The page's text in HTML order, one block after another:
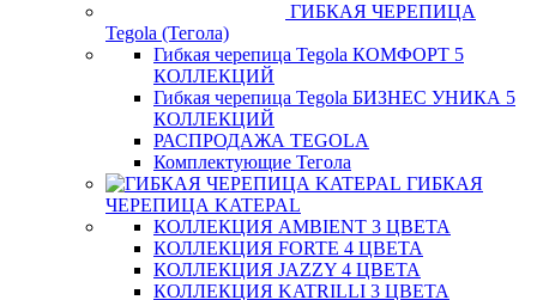
ГИБКАЯ ЧЕРЕПИЦА
Tegola (Тегола)
Гибкая черепица Tegola КОМФОРТ 5
КОЛЛЕКЦИЙ
Гибкая черепица Tegola БИЗНЕС УНИКА 5
КОЛЛЕКЦИЙ
РАСПРОДАЖА TEGOLA
Комплектующие Тегола
ГИБКАЯ
ЧЕРЕПИЦА KATEPAL
КОЛЛЕКЦИЯ AMBIENT 3 ЦВЕТА
КОЛЛЕКЦИЯ FORTE 4 ЦВЕТА
КОЛЛЕКЦИЯ JAZZY 4 ЦВЕТА
КОЛЛЕКЦИЯ KATRILLI 3 ЦВЕТА